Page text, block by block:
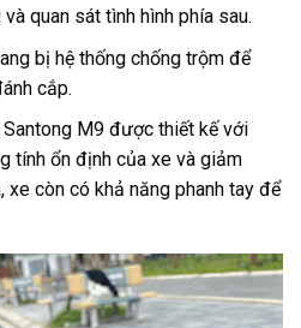
quan sát tình hình phía sau.
bị hệ thống chống trộm để
cắp.
Santong M9 được thiết kế với
tính ổn định của xe và giảm
xe còn có khả năng phanh tay để